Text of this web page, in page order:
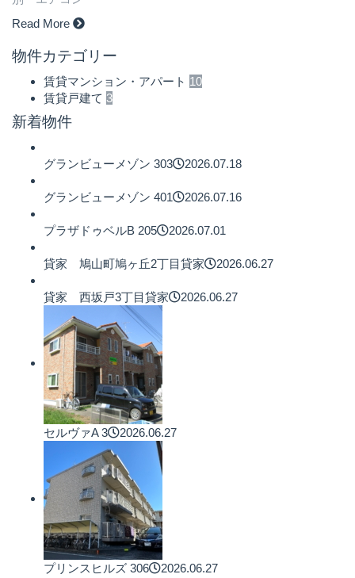
Read More
物件カテゴリー
賃貸マンション・アパート 10
賃貸戸建て 3
新着物件
グランビューメゾン 303 2026.07.18
グランビューメゾン 401 2026.07.16
プラザドゥベルB 205 2026.07.01
貸家 鳩山町鳩ヶ丘2丁目貸家 2026.06.27
貸家 西坂戸3丁目貸家 2026.06.27
セルヴァA 3 2026.06.27
プリンスヒルズ 306 2026.06.27